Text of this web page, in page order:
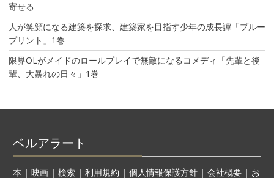
寄せる
人が笑顔になる建築を探求、建築家を目指す少年の成長譚「ブルー
プリント」1巻
限界OLがメイドのロールプレイで無敵になるコメディ「先輩と後
輩、大暴れの日々」1巻
ベルアラート
本 | 映画| 検索| 利用規約 | 個人情報保護方針| 会社概要| お